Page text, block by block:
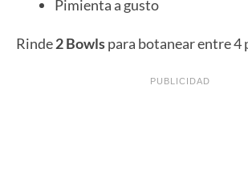
Pimienta a gusto
Rinde2 Bowlspara botanear entre 4
PUBLICIDAD